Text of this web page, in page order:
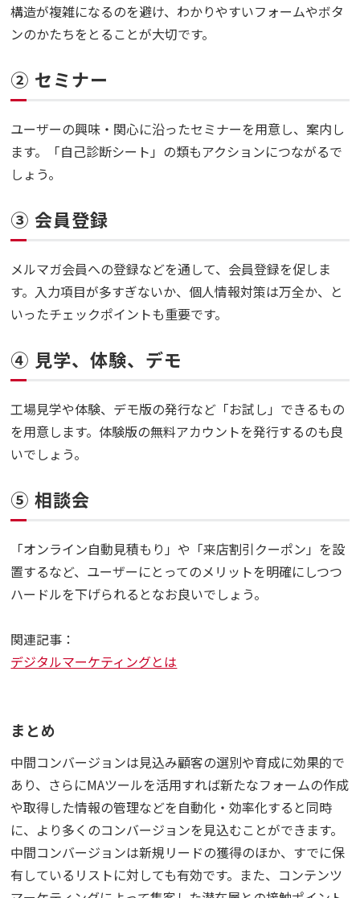
構造が複雑になるのを避け、わかりやすいフォームやボタ
ンのかたちをとることが大切です。
② セミナー
ユーザーの興味・関心に沿ったセミナーを用意し、案内し
ます。「自己診断シート」の類もアクションにつながるで
しょう。
③ 会員登録
メルマガ会員への登録などを通して、会員登録を促しま
す。入力項目が多すぎないか、個人情報対策は万全か、と
いったチェックポイントも重要です。
④ 見学、体験、デモ
工場見学や体験、デモ版の発行など「お試し」できるもの
を用意します。体験版の無料アカウントを発行するのも良
いでしょう。
⑤ 相談会
「オンライン自動見積もり」や「来店割引クーポン」を設
置するなど、ユーザーにとってのメリットを明確にしつつ
ハードルを下げられるとなお良いでしょう。
関連記事：
デジタルマーケティングとは
まとめ
中間コンバージョンは見込み顧客の選別や育成に効果的で
あり、さらにMAツールを活用すれば新たなフォームの作成
や取得した情報の管理などを自動化・効率化すると同時
に、より多くのコンバージョンを見込むことができます。
中間コンバージョンは新規リードの獲得のほか、すでに保
有しているリストに対しても有効です。また、コンテンツ